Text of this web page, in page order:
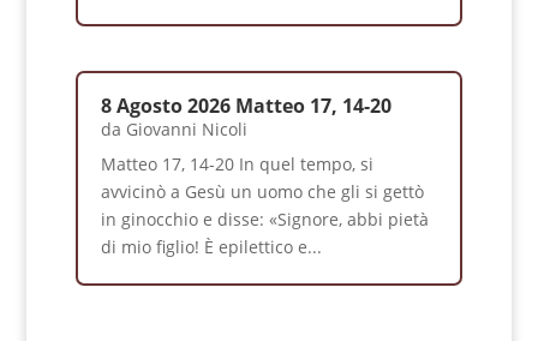
8 Agosto 2026 Matteo 17, 14-20
da Giovanni Nicoli
Matteo 17, 14-20 In quel tempo, si
avvicinò a Gesù un uomo che gli si gettò
in ginocchio e disse: «Signore, abbi pietà
di mio figlio! È epilettico e...